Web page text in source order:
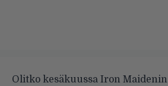
Olitko kesäkuussa Iron